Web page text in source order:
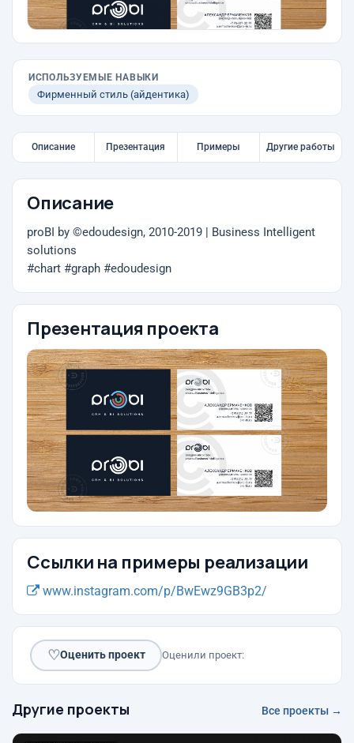
ИСПОЛЬЗУЕМЫЕ НАВЫКИ
Фирменный стиль (айдентика)
Описание Презентация Примеры Другие работы
Описание
proBI by ©еdoudesign, 2010-2019 | Business Intelligent
solutions
#chart #graph #edoudesign
Презентация проекта
Ссылки на примеры реализации
www.instagram.com/p/BwEwz9GB3p2/
♡Оценить проект Оценили проект:
Другие проекты Все проекты →